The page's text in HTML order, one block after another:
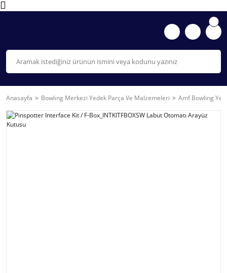
Anasayfa Bowlıng Merkezi Yedek Parça Ve Malzemeleri Amf Bowling